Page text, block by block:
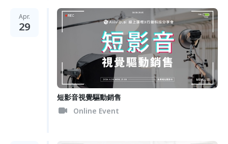
Apr.
29
短影音視覺驅動銷售
Online Event